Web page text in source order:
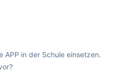
APP in der Schule einsetzen.